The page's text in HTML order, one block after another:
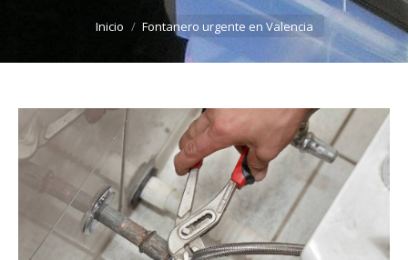
Inicio Fontanero urgente en Valencia